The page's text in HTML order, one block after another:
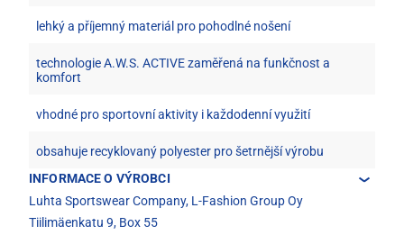
lehký a příjemný materiál pro pohodlné nošení
technologie A.W.S. ACTIVE zaměřená na funkčnost a
komfort
vhodné pro sportovní aktivity i každodenní využití
obsahuje recyklovaný polyester pro šetrnější výrobu
INFORMACE O VÝROBCI
Luhta Sportswear Company, L-Fashion Group Oy
Tiilimäenkatu 9, Box 55